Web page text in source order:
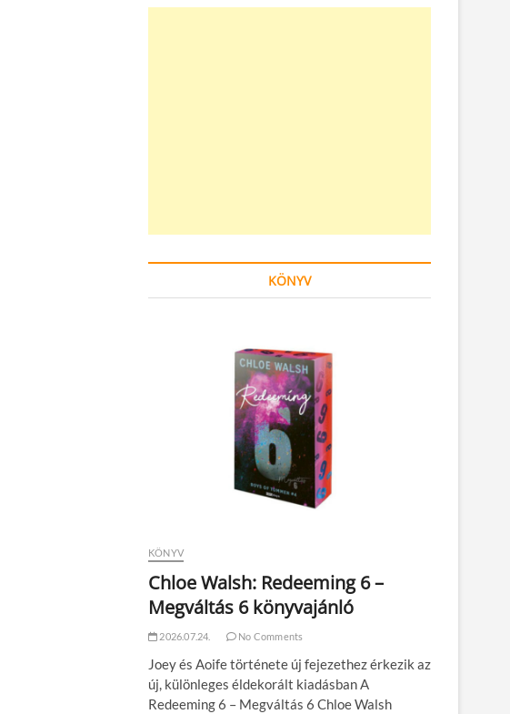
KÖNYV
KÖNYV
Chloe Walsh: Redeeming 6 –
Megváltás 6 könyvajánló
2026.07.24. No Comments
Joey és Aoife története új fejezethez érkezik az
új, különleges éldekorált kiadásban A
Redeeming 6 – Megváltás 6 Chloe Walsh